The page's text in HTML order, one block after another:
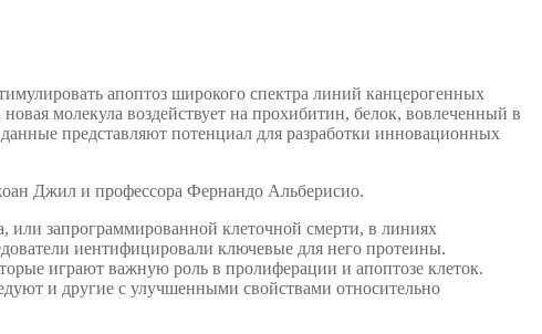
апоптоз широкого спектра линий канцерогенных
молекула воздействует на прохибитин, белок, вовлеченный в
представляют потенциал для разработки инновационных
Джил и профессора Фернандо Альберисио.
запрограммированной клеточной смерти, в линиях
иентифицировали ключевые для него протеины.
играют важную роль в пролиферации и апоптозе клеток.
и другие с улучшенными свойствами относительно